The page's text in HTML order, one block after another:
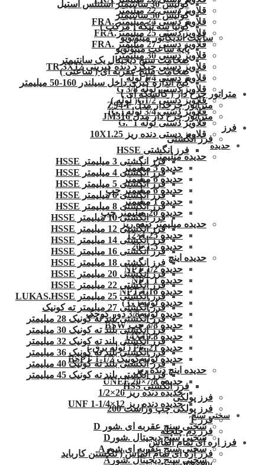
قلاویز دستی 22 میلیمتر
قلاویز دستی 24 میلیمتر .FRA
قلاویز دستی 25 میلیمتر.FRA
قلاویز دستی 27 میلیمتر .FRA
قلاویز دستی 30 میلیمتر
قلاویز دستی چپگرد دنده کبریتی TR 3X12
قلاویز دستی 1/4 لوله
قلاویز دستی لوله G 3/8
قلاویز دستی G1/2( لوله )
قلاویز دستی 3/4 لوله ( G)
قلاویز دستی لوله 1″.G
قلاویز دستی دنده ریز 10X1.25
حدیده
حدیده میلیمتر
حدیده 5 میلیمتر
حدیده 6 میلیمتر
حدیده 6 میلیمتر چپ
حدیده 1 میلیمتر
حدیده 20 میلیمتر چپ
حدیده میلیمتر دنده ریز
حدیده 1.25×12
حدیده 1.5×20
حدیده اینچ
حدیده 1/2 NPT
حدیده NPT 1
حدیده 1/16 NPT
حدیده لوله ( G )
حدیده لوله 3/8 دور کوچک
حدیده 3/8 چپ BSW
حدیده 14X19.8
حدیده 21 PG ( لوله برق )
حدیده لوله کونیک 1/2-1 BSPT
حدیده اینچ دنده ریز
حدیده UNEF 20×7/8
حدیده دنده ریز 20×1/2
حدیده دنده ریز 12×1/4-1 UNF
سختی سنج
سختی سنج عقربه ای .شور D
سختی سنج دیجیتال .شورD
سختی سنج عقربه ای.شورA
سختی سنج دیجیتال .شورA
کولیس 30 سانتیمتر استنلس استیل
کولیس 50 سانتیمتر
گونیا سه تیکه ( مرکب )
ساعت اندیکاتور میتوتویو
پایه ساعت میتوتویو
ضخامت سنج دیجیتال یک سانتیمتر
ضخامت سنج عقربه ای ( ساعتی )
گیج اندازه گیری داخل سیلندر 160-50 میلیمتر
متراتور چرخ دار ( کالسکه ای )
متراتور چرخدار مدل Z94-F
متراتور چرخ دار مدل JM316
فرز
فرز انگشتی
فرز انگشتی HSSE
فرز انگشتی 3 میلیمتر HSSE
فرز انگشتی 4 میلیمتر HSSE
فرز انگشتی 5 میلیمتر HSSE
فرز انگشتی 6 میلیمتر HSSE
فرز انگشتی 8 میلیمتر HSSE
فرز انگشتی 10 میلیمتر HSSE
فرز انگشتی 12 میلیمتر HSSE
فرز انگشتی 14 میلیمتر HSSE
فرز انگشتی 16 میلیمتر HSSE
فرز انگشتی 18 میلیمتر HSSE
فرز انگشتی 20 میلیمتر HSSE
فرز انگشتی 22 میلیمتر HSSE
فرز انگشتی 25 میلیمتر LUKAS.HSSE
فرز انگشتی 27 میلیمتر ته کونیک
فرز انگشتی بلند ته کونیک 28 میلیمتر
فرز انگشتی بلند ته کونیک 30 میلیمتر
فرز انگشتی بلند ته کونیک 32 میلیمتر
فرز انگشتی بلند ته کونیک 36 میلیمتر
فرز انگشتی بلند ته کونیک 40 میلیمتر
فرز انگشتی بلند ته کونیک 45 میلیمتر
فرز انگشتی HSS
فرز پولکی
فرز پولکی چپ وراست 200
فرز T
فرز دم چلچله
فرز اره ای تمام الماس
فرز اره ای تمام الماس ( تنگستن کارباید